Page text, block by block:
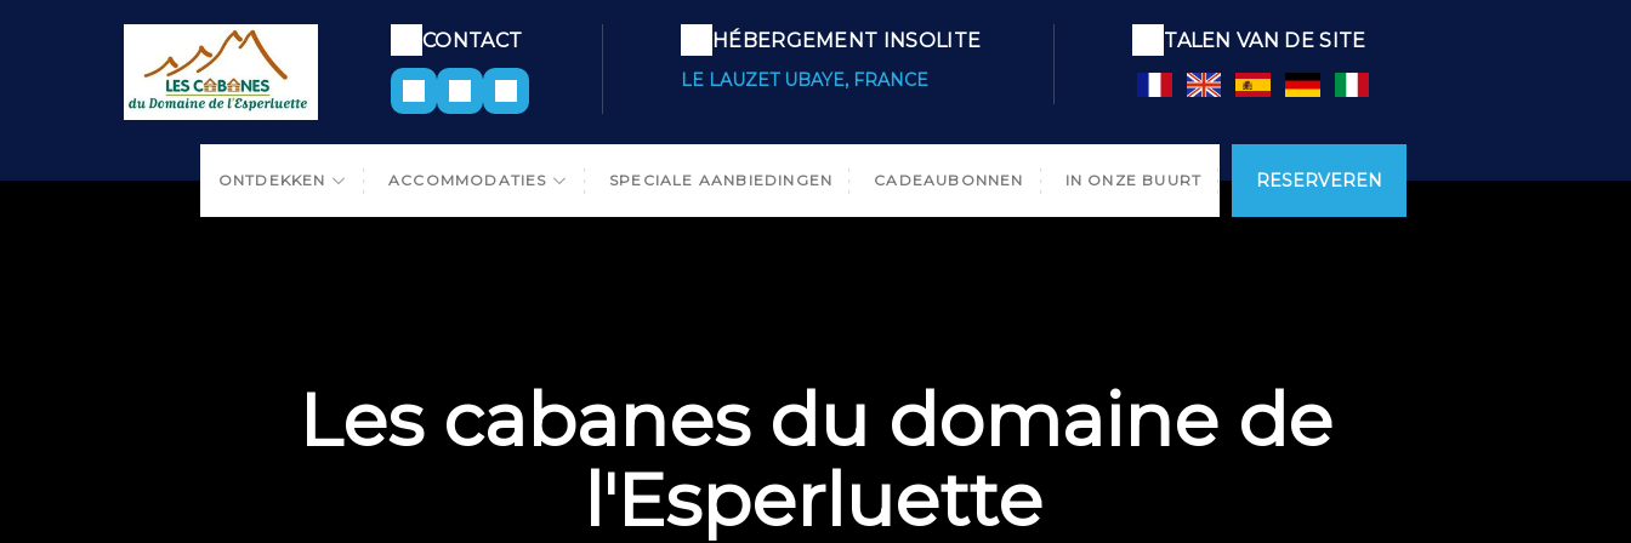
CONTACT HÉBERGEMENT INSOLITE
LE LAUZET UBAYE, FRANCE
TALEN VAN DE SITE
ONTDEKKEN ACCOMMODATIES SPECIALE AANBIEDINGEN CADEAUBONNEN IN ONZE BUURT RESERVEREN
Les cabanes du domaine de
l'Esperluette